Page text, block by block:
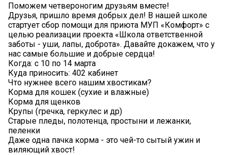
Поможем четвероногим друзьям вместе!
Друзья, пришло время добрых дел! В нашей школе
стартует сбор помощи для приюта МУП «Комфорт» с
целью реализации проекта «Школа ответственной
заботы - уши, лапы, доброта». Давайте докажем, что у
нас самые большие и добрые сердца!
Когда: с 10 по 14 марта
Куда приносить: 402 кабинет
Что нужнее всего нашим хвостикам?
Корма для кошек (сухие и влажные)
Корма для щенков
Крупы (гречка, геркулес и др)
Старые пледы, полотенца, простыни и лежанки,
пеленки
Даже одна пачка корма - это чей-то сытый ужин и
виляющий хвост!